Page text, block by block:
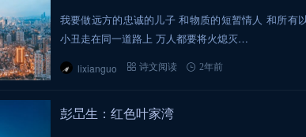
我要做远方的忠诚的儿子 和物质的短暂情人 和所有
小丑走在同一道路上 万人都要将火熄灭…
lixianguo 诗文阅读 2年前
彭旵生：红色叶家湾